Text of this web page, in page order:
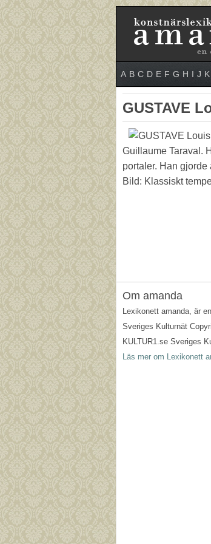
A B C D E F G H I J K
GUSTAVE
Guillaume Taraval.
portaler. Han
Bild: Klassiskt
Om amanda
Lexikonett amanda, är
Sveriges Kulturnät
KULTUR1.se Sveriges
Läs mer om Lexikonett